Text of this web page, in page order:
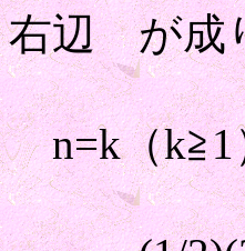
右辺 が成
n=k（k≧1